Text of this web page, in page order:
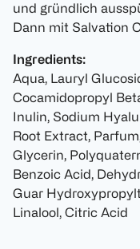
und gründlich
Dann mit Salvation
Ingredients:
Aqua, Lauryl
Cocamidopropyl
Inulin, Sodium
Root Extract,
Glycerin,
Benzoic Acid,
Guar
Linalool, Citric Acid